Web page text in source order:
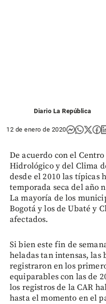
Diario La República
12 de enero de 2020
De acuerdo con el
Hidrológico y del Clima
desde el 2010 las típicas
temporada seca del año
La mayoría de los
Bogotá y los de Ubaté y
afectados.
Si bien este fin de
heladas tan intensas, las
registraron en los
equiparables con las de
los registros de la CAR
hasta el momento en el